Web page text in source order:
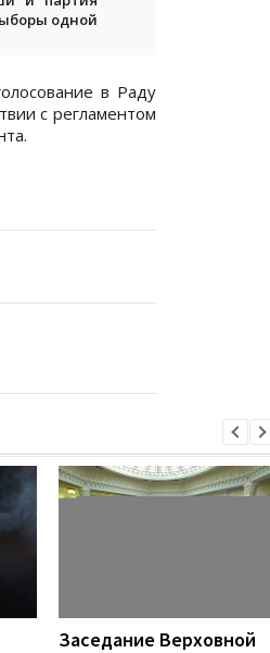
одной
в Раду
с регламентом
Заседание Верховной